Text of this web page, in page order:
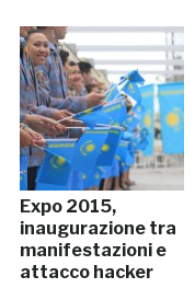
Expo 2015,
inaugurazione tra
manifestazioni e
attacco hacker